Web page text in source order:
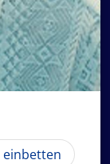
einbetten